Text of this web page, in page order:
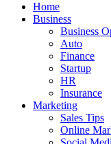
Home
Business
Business
Auto
Finance
Startup
HR
Insurance
Marketing
Sales Tips
Online